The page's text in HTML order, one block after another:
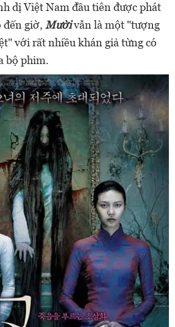
dị Việt Nam đầu tiên được phát
đến giờ, Mườivẫn là một "tượng
với rất nhiều khán giả từng có
bộ phim.